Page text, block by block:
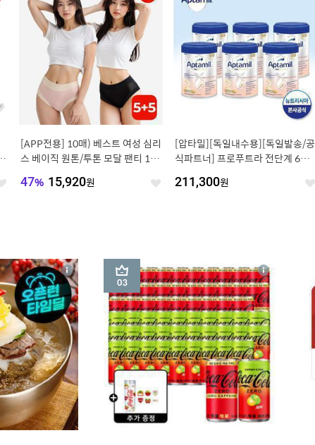
좋
[APP전용] 10매) 베스트 여성 심리
스 베이직 원톤/투톤 모달 팬티 1+1
47% 15,920원 좋
[압타밀][독일내수용][독일발송/공
식파트너] 프로푸트라 전단계 6통/
211,300원 좋
상
세
3
상
세